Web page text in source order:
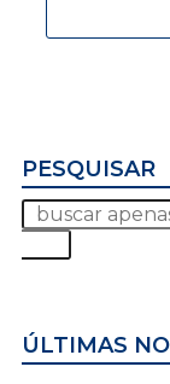
PESQUISAR
ÚLTIMAS